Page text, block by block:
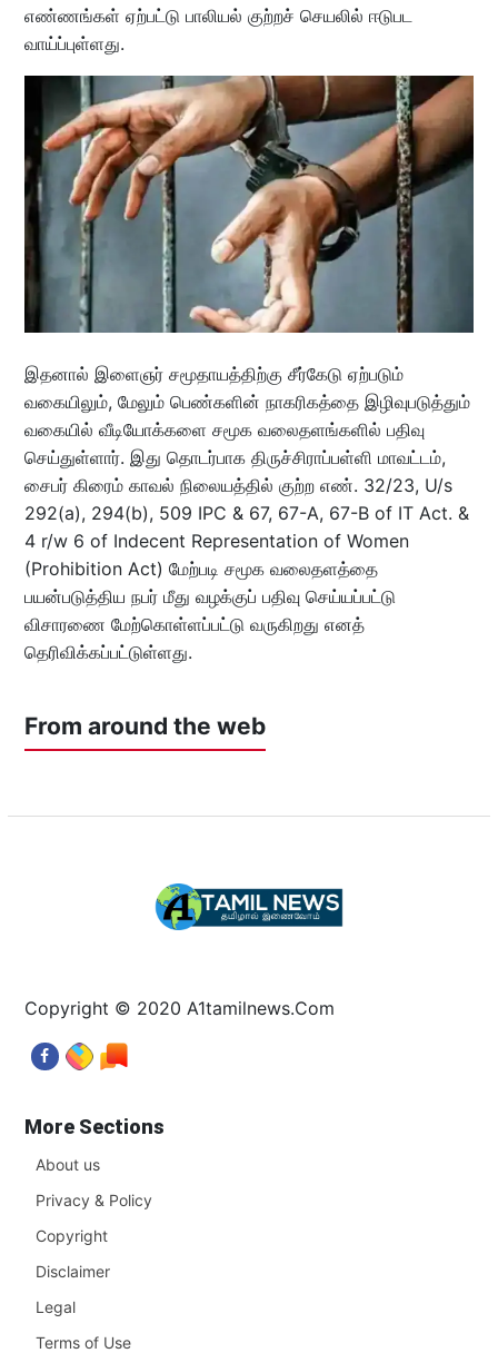
எண்ணங்கள்‌ ஏற்பட்டு பாலியல்‌ குற்றச்‌ செயலில்‌ ஈடுபட
வாய்ப்புள்ளது.
இதனால்‌ இளைஞர்‌ சமூதாயத்திற்கு சீர்கேடு ஏற்படும்‌
வகையிலும்‌, மேலும்‌ பெண்களின்‌ நாகரிகத்தை இழிவுபடுத்தும்‌
வகையில்‌ வீடியோக்களை சமூக வலைதளங்களில்‌ பதிவு
செய்துள்ளார்‌. இது தொடர்பாக திருச்சிராப்பள்ளி மாவட்டம்‌,
சைபர்‌ கிரைம்‌ காவல்‌ நிலையத்தில்‌ குற்ற எண்‌. 32/23, U/s
292(a), 294(b), 509 IPC & 67, 67-A, 67-B of IT Act. &
4 r/w 6 of Indecent Representation of Women
(Prohibition Act) மேற்படி சமூக வலைதளத்தை
பயன்படுத்திய நபர்‌ மீது வழக்குப் பதிவு செய்யப்பட்டு
விசாரணை மேற்கொள்ளப்பட்டு வருகிறது எனத்
தெரிவிக்கப்பட்டுள்ளது.
From around the web
Copyright © 2020 A1tamilnews.Com
More Sections
About us
Privacy & Policy
Copyright
Disclaimer
Legal
Terms of Use